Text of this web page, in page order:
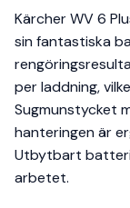
Kärcher WV 6
sin fantastiska
per laddning,
Sugmunstycket
hanteringen är
Utbytbart
arbetet.